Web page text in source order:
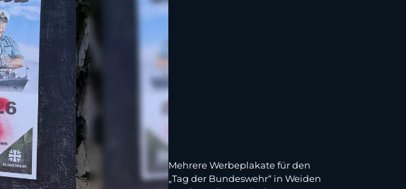
Mehrere Werbeplakate für den
„Tag der Bundeswehr“ in Weiden